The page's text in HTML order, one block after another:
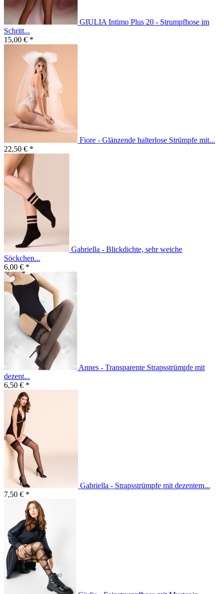
GIULIA Intimo Plus 20 - Strumpfhose im
Schritt...
15,00 € *
Fiore - Glänzende halterlose Strümpfe mit...
22,50 € *
Gabriella - Blickdichte, sehr weiche
Söckchen...
6,00 € *
Annes - Transparente Strapsstrümpfe mit
dezent...
6,50 € *
Gabriella - Strapsstrümpfe mit dezentem...
7,50 € *